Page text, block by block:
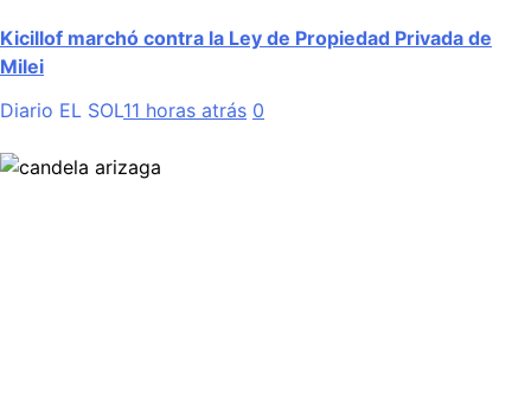
Kicillof marchó contra la Ley de Propiedad Privada de
Milei
Diario EL SOL11 horas atrás 0